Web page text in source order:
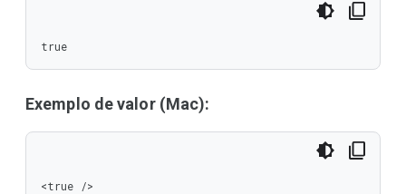
true
Exemplo de valor (Mac):
<true />